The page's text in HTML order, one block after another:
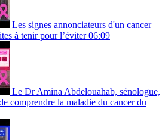
Les signes annonciateurs d'un cancer
à tenir pour l’éviter 06:09
Le Dr Amina Abdelouahab, sénologue,
comprendre la maladie du cancer du